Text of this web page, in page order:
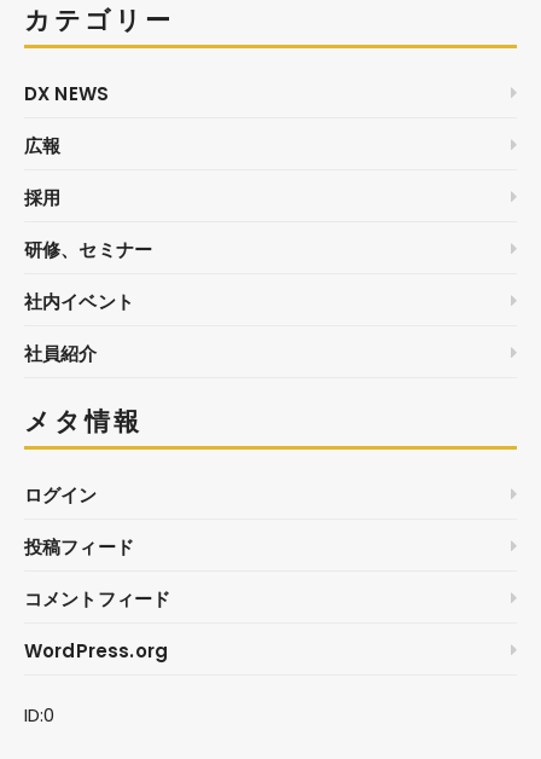
カテゴリー
DX NEWS
広報
採用
研修、セミナー
社内イベント
社員紹介
メタ情報
ログイン
投稿フィード
コメントフィード
WordPress.org
ID:0